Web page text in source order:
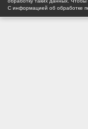
С информацией об обработке